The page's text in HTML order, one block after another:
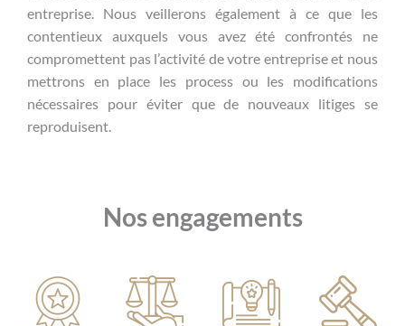
entreprise. Nous veillerons également à ce que les
contentieux auxquels vous avez été confrontés ne
compromettent pas l’activité de votre entreprise et nous
mettrons en place les process ou les modifications
nécessaires pour éviter que de nouveaux litiges se
reproduisent.
Nos engagements